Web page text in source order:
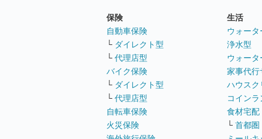
保険
自動車保険
└ ダイレクト型
└ 代理店型
バイク保険
└ ダイレクト型
└ 代理店型
自転車保険
火災保険
生活
ウォー
浄水型
ウォー
家事代行
ハウスク
コイン
食材宅配
└ 首都圏